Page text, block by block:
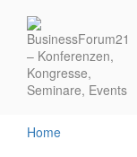
Inhalt
Home